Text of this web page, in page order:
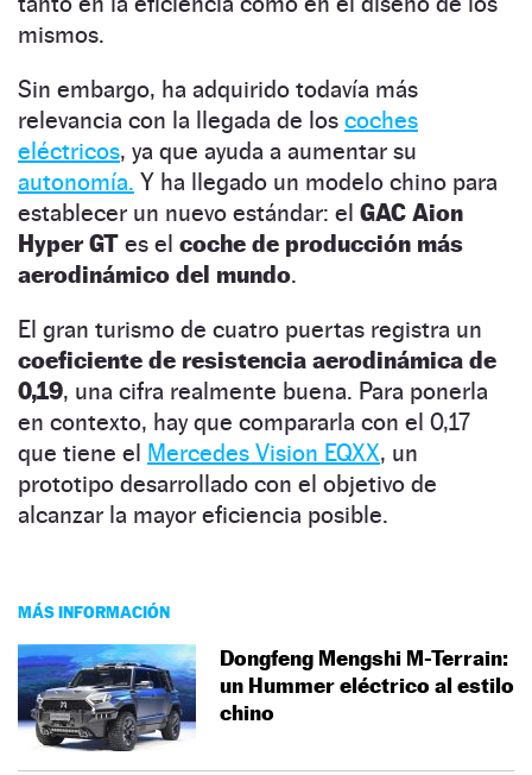
mismos.
Sin embargo, ha adquirido todavía más
relevancia con la llegada de los coches
eléctricos, ya que ayuda a aumentar su
autonomía. Y ha llegado un modelo chino para
establecer un nuevo estándar: el GAC Aion
Hyper GT es el coche de producción más
aerodinámico del mundo.
El gran turismo de cuatro puertas registra un
coeficiente de resistencia aerodinámica de
0,19, una cifra realmente buena. Para ponerla
en contexto, hay que compararla con el 0,17
que tiene el Mercedes Vision EQXX, un
prototipo desarrollado con el objetivo de
alcanzar la mayor eficiencia posible.
MÁS INFORMACIÓN
Dongfeng Mengshi M-Terrain:
un Hummer eléctrico al estilo
chino